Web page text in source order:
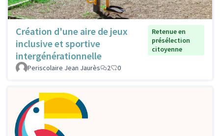
Création d'une aire de jeux
inclusive et sportive
intergénérationnelle
Retenue en
présélection
citoyenne
Periscolaire Jean Jaurès 2 0